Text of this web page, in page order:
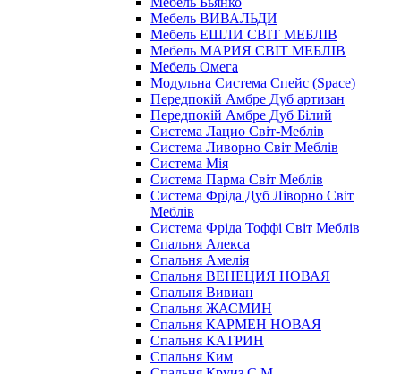
Мебель ВИВАЛЬДИ
Мебель ЕШЛИ СВІТ МЕБЛІВ
Мебель МАРИЯ СВІТ МЕБЛІВ
Мебель Омега
Модульна Cистема Спейс (Space)
Передпокій Амбре Дуб артизан
Передпокій Амбре Дуб Білий
Система Лацио Світ-Меблів
Система Ливорно Світ Меблів
Система Мія
Система Парма Свiт Меблiв
Система Фріда Дуб Ліворно Світ
Меблів
Система Фріда Тоффі Світ Меблів
Спальня Алекса
Спальня Амелія
Спальня ВЕНЕЦИЯ НОВАЯ
Спальня Вивиан
Спальня ЖАСМИН
Спальня КАРМЕН НОВАЯ
Спальня КАТРИН
Спальня Ким